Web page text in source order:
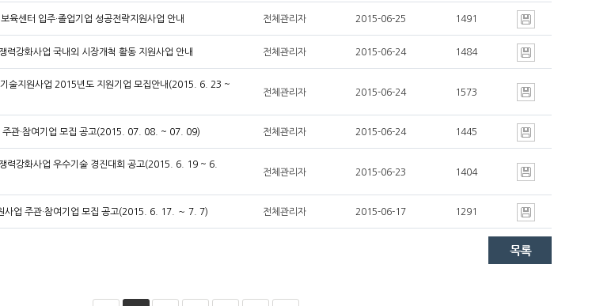
육센터 입주·졸업기업 성공전략지원사업 안내 전체관리자 2015-06-25 1491
력강화사업 국내외 시장개척 활동 지원사업 안내 전체관리자 2015-06-24 1484
술지원사업 2015년도 지원기업 모집안내(2015. 6. 23 ~
전체관리자 2015-06-24 1573
주관·참여기업 모집 공고(2015. 07. 08. ~ 07. 09) 전체관리자 2015-06-24 1445
력강화사업 우수기술 경진대회 공고(2015. 6. 19 ~ 6.
전체관리자 2015-06-23 1404
사업 주관·참여기업 모집 공고(2015. 6. 17. ～ 7. 7) 전체관리자 2015-06-17 1291